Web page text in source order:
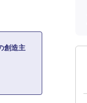
創造主